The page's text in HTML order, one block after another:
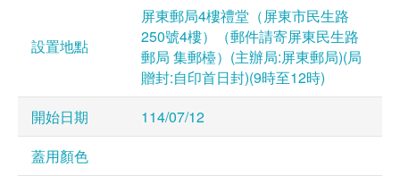
設置地點
屏東郵局4樓禮堂（屏東市民生路
250號4樓）（郵件請寄屏東民生路
郵局 集郵檯）(主辦局:屏東郵局)(局
贈封:自印首日封)(9時至12時)
開始日期
114/07/12
蓋用顏色